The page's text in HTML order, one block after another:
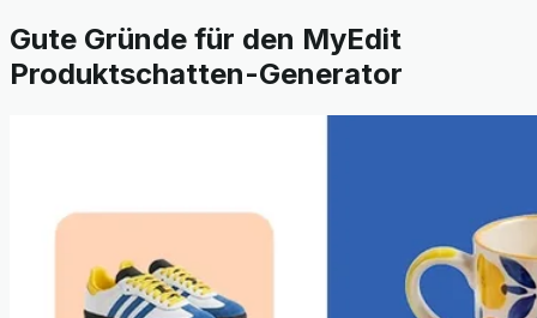
Gute Gründe für den MyEdit
Produktschatten-Generator